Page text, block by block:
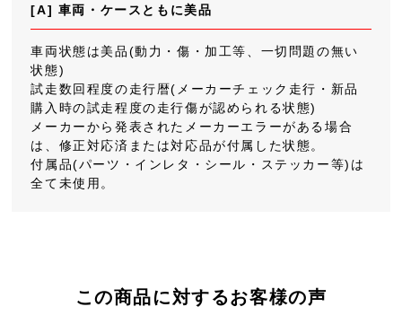
[A] 車両・ケースともに美品
車両状態は美品(動力・傷・加工等、一切問題の無い
状態)
試走数回程度の走行暦(メーカーチェック走行・新品
購入時の試走程度の走行傷が認められる状態)
メーカーから発表されたメーカーエラーがある場合
は、修正対応済または対応品が付属した状態。
付属品(パーツ・インレタ・シール・ステッカー等)は
全て未使用。
この商品に対するお客様の声